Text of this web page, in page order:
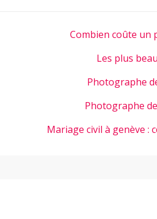
Combien coûte un
Les plus
Photographe
Photographe
Mariage civil à genève